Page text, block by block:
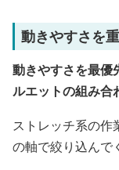
動きやすさを
動きやすさを最優
ルエットの組み合
ストレッチ系の作
の軸で絞り込んで